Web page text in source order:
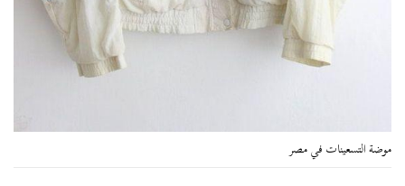
موضة التسعينات في مصر